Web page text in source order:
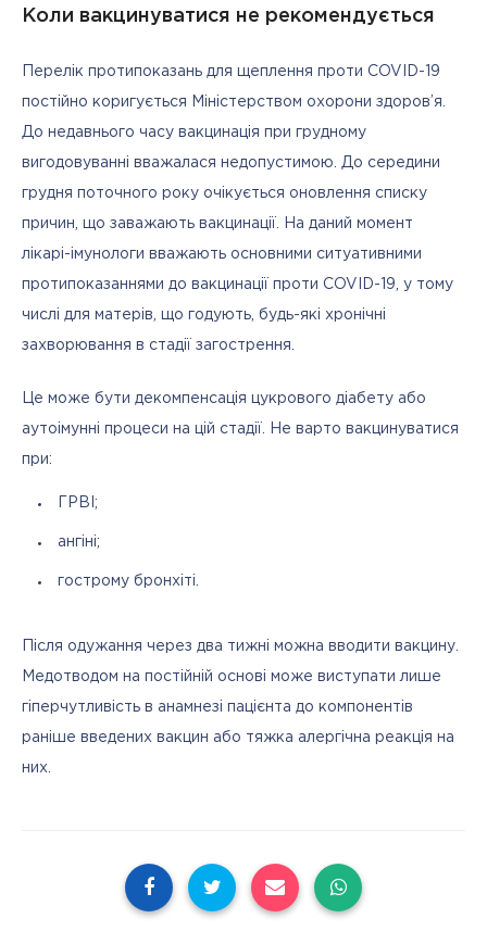
Коли вакцинуватися не рекомендується
Перелік протипоказань для щеплення проти COVID-19
постійно коригується Міністерством охорони здоров’я.
До недавнього часу вакцинація при грудному
вигодовуванні вважалася недопустимою. До середини
грудня поточного року очікується оновлення списку
причин, що заважають вакцинації. На даний момент
лікарі-імунологи вважають основними ситуативними
протипоказаннями до вакцинації проти COVID-19, у тому
числі для матерів, що годують, будь-які хронічні
захворювання в стадії загострення.
Це може бути декомпенсація цукрового діабету або
аутоімунні процеси на цій стадії. Не варто вакцинуватися
при:
ГРВІ;
ангіні;
гострому бронхіті.
Після одужання через два тижні можна вводити вакцину.
Медотводом на постійній основі може виступати лише
гіперчутливість в анамнезі пацієнта до компонентів
раніше введених вакцин або тяжка алергічна реакція на
них.